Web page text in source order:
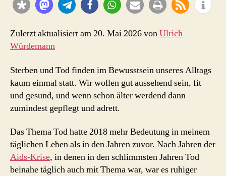
Zuletzt aktualisiert am 20. Mai 2026 vonUlrich
Würdemann
Sterben und Tod finden im Bewusstsein unseres Alltags
kaum einmal statt. Wir wollen gut aussehend sein, fit
und gesund, und wenn schon älter werdend dann
zumindest gepflegt und adrett.
Das Thema Tod hatte 2018 mehr Bedeutung in meinem
täglichen Leben als in den Jahren zuvor. Nach Jahren der
Aids-Krise, in denen in den schlimmsten Jahren Tod
beinahe täglich auch mit Thema war, war es ruhiger